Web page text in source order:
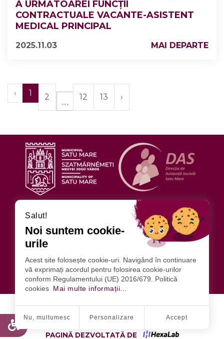
A URMĂTOAREI FUNCŢII
CONTRACTUALE VACANTE-ASISTENT
MEDICAL PRINCIPAL
2025.11.03 MAI DEPARTE
‹ 1 2 12 13 ›
DIRECȚIA DE ASISTENȚĂ SOCIALĂ
ADRESA: SATU MARE STR. ILIŞEŞTI NR.4
0261 714195FAX: 0261-714196
INFO@DASSATUMARE.RO
URMĂRIȚI-NE
PROTECȚIA DATELOR CU CARACTER PERSONAL
CONTACT
PAGINĂ DEZVOLTATĂ DE
Salut!
Noi suntem cookie-
urile
Acest site folosește cookie-uri. Navigând în continuare
vă exprimați acordul pentru folosirea cookie-urilor
conform Regulamentului (UE) 2016/679. Politică
cookies
Mai multe informații...
Nu, multumesc Personalizare Accept